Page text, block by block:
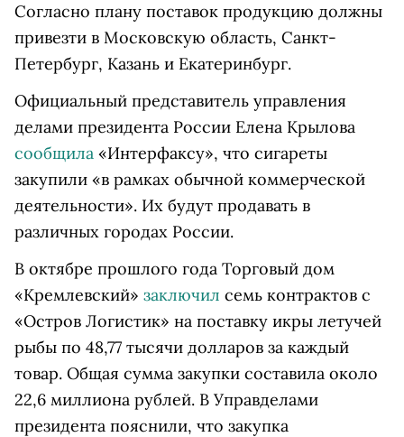
Согласно плану поставок продукцию должны
привезти в Московскую область, Санкт-
Петербург, Казань и Екатеринбург.
Официальный представитель управления
делами президента России Елена Крылова
сообщила «Интерфаксу», что сигареты
закупили «в рамках обычной коммерческой
деятельности». Их будут продавать в
различных городах России.
В октябре прошлого года Торговый дом
«Кремлевский» заключил семь контрактов с
«Остров Логистик» на поставку икры летучей
рыбы по 48,77 тысячи долларов за каждый
товар. Общая сумма закупки составила около
22,6 миллиона рублей. В Управделами
президента пояснили, что закупка